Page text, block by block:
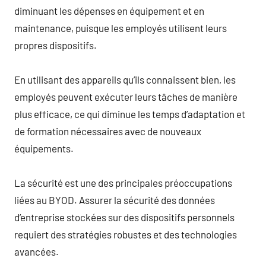
diminuant les dépenses en équipement et en
maintenance, puisque les employés utilisent leurs
propres dispositifs.
En utilisant des appareils qu’ils connaissent bien, les
employés peuvent exécuter leurs tâches de manière
plus efficace, ce qui diminue les temps d’adaptation et
de formation nécessaires avec de nouveaux
équipements.
La sécurité est une des principales préoccupations
liées au BYOD. Assurer la sécurité des données
d’entreprise stockées sur des dispositifs personnels
requiert des stratégies robustes et des technologies
avancées.